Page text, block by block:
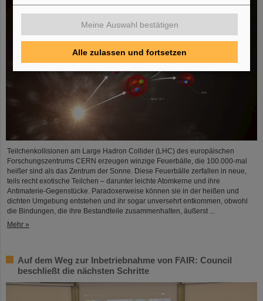
Teilchenkollisionen am Large Hadron Collider (LHC) des europäischen
Forschungszentrums CERN erzeugen winzige Feuerbälle, die 100.000-mal
heißer sind als das Zentrum der Sonne. Diese Feuerbälle zerfallen in neue,
teils recht exotische Teilchen – darunter leichte Atomkerne und ihre
Antimaterie-Gegenstücke. Paradoxerweise können sie in der heißen und
dichten Umgebung entstehen und ihr sogar unversehrt entkommen, obwohl
die Bindungen, die ihre Bestandteile zusammenhalten, äußerst ...
Mehr »
Auf dem Weg zur Inbetriebnahme von FAIR: Council
beschließt die nächsten Schritte
Meine Auswahl bestätigen
Alle zulassen und fortsetzen